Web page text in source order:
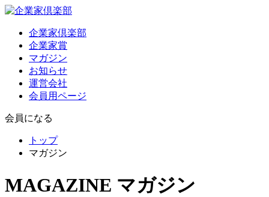
企業家倶楽部
企業家賞
マガジン
お知らせ
運営会社
会員用ページ
会員になる
トップ
マガジン
MAGAZINE マガジン